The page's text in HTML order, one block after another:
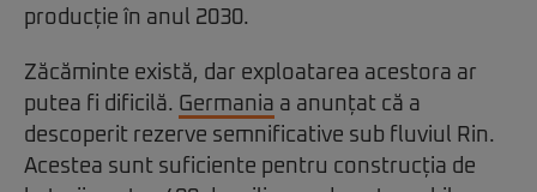
producție în anul 2030.
Zăcăminte există, dar exploatarea acestora ar
putea fi dificilă. Germania a anunțat că a
descoperit rezerve semnificative sub fluviul Rin.
Acestea sunt suficiente pentru construcția de